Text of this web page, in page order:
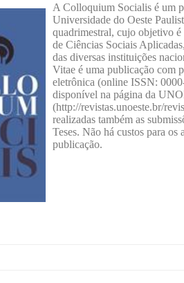
A Colloquium Socialis é um
Universidade do Oeste
quadrimestral, cujo objetivo
de Ciências Sociais
das diversas instituições
Vitae é uma publicação com
eletrônica (online ISSN:
disponível na página da
(http://revistas.unoeste.br/
realizadas também as
Teses. Não há custos para os
publicação.